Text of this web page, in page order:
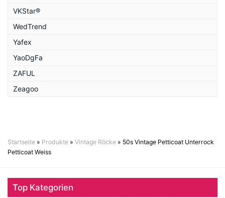
VKStar®
WedTrend
Yafex
YaoDgFa
ZAFUL
Zeagoo
Startseite » Produkte » Vintage Röcke » 50s Vintage Petticoat Unterrock
Petticoat Weiss
Top Kategorien